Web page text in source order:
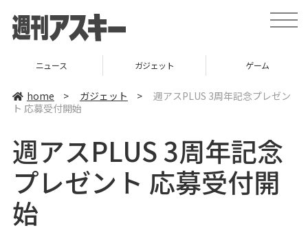
t
o
v
ニュース ガジェット ゲーム
home > ガジェット >
週アスPLUS 3周年記念プレゼン
ト 応募受付開始
週アスPLUS 3周年記念
プレゼント 応募受付開
始